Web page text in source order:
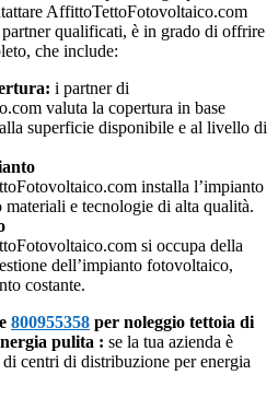
AffittoTettoFotovoltaico.com
qualificati, è in grado di offrire
che include:
i partner di
valuta la copertura in base
superficie disponibile e al livello di
installa l’impianto
e tecnologie di alta qualità.
si occupa della
dell’impianto fotovoltaico,
costante.
800955358 per noleggio tettoia di
pulita : se la tua azienda è
centri di distribuzione per energia